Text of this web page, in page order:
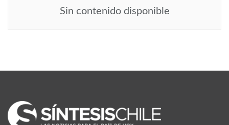
Sin contenido disponible